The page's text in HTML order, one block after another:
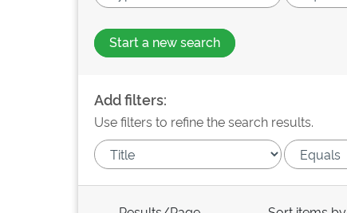
Start a new search
Add filters:
Use filters to refine the search results.